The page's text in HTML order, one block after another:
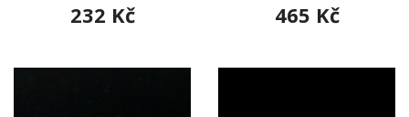
232 Kč 465 Kč